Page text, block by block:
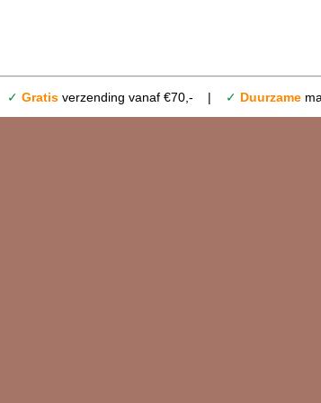
✓ Gratis verzending vanaf €70,- | ✓ Duurzame